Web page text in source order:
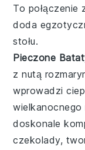
To połączenie
doda
stołu.
Pieczone
z nutą
wprowadzi
wielkanocnego
doskonale
czekolady,